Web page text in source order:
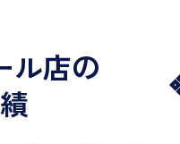
ル店の